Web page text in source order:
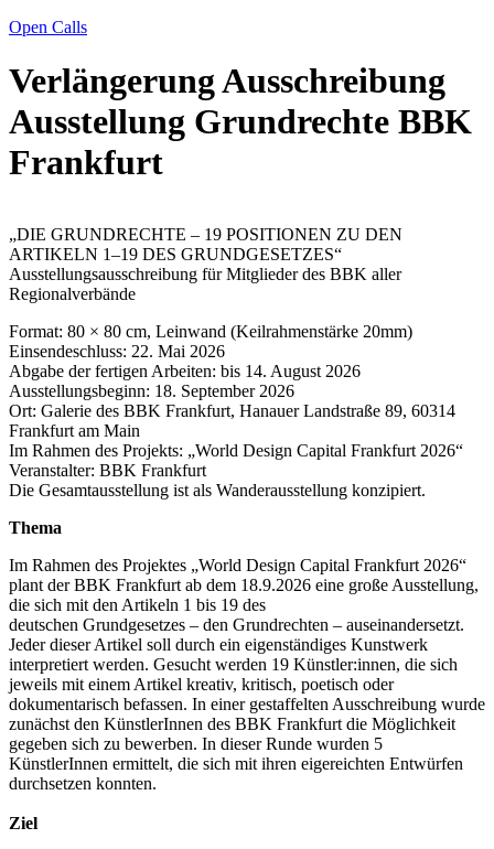
Open Calls
Verlängerung Ausschreibung
Ausstellung Grundrechte BBK
Frankfurt
„DIE GRUNDRECHTE – 19 POSITIONEN ZU DEN
ARTIKELN 1–19 DES GRUNDGESETZES“
Ausstellungsausschreibung für Mitglieder des BBK aller
Regionalverbände
Format: 80 × 80 cm, Leinwand (Keilrahmenstärke 20mm)
Einsendeschluss: 22. Mai 2026
Abgabe der fertigen Arbeiten: bis 14. August 2026
Ausstellungsbeginn: 18. September 2026
Ort: Galerie des BBK Frankfurt, Hanauer Landstraße 89, 60314
Frankfurt am Main
Im Rahmen des Projekts: „World Design Capital Frankfurt 2026“
Veranstalter: BBK Frankfurt
Die Gesamtausstellung ist als Wanderausstellung konzipiert.
Thema
Im Rahmen des Projektes „World Design Capital Frankfurt 2026“
plant der BBK Frankfurt ab dem 18.9.2026 eine große Ausstellung,
die sich mit den Artikeln 1 bis 19 des
deutschen Grundgesetzes – den Grundrechten – auseinandersetzt.
Jeder dieser Artikel soll durch ein eigenständiges Kunstwerk
interpretiert werden. Gesucht werden 19 Künstler:innen, die sich
jeweils mit einem Artikel kreativ, kritisch, poetisch oder
dokumentarisch befassen. In einer gestaffelten Ausschreibung wurde
zunächst den KünstlerInnen des BBK Frankfurt die Möglichkeit
gegeben sich zu bewerben. In dieser Runde wurden 5
KünstlerInnen ermittelt, die sich mit ihren eigereichten Entwürfen
durchsetzen konnten.
Ziel